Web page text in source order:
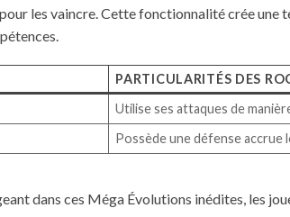
les vaincre. Cette fonctionnalité crée une
PARTICULARITÉS DES
Utilise ses attaques de
Possède une défense accrue
dans ces Méga Évolutions inédites, les